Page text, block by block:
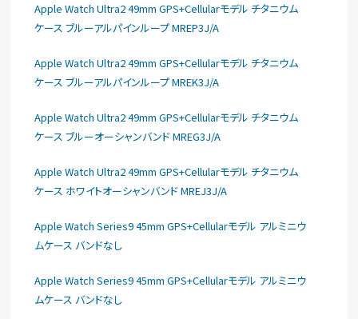
Apple Watch Ultra2 49mm GPS+Cellularモデル チタニウム
ケース ブルーアルパインループ MREP3J/A
Apple Watch Ultra2 49mm GPS+Cellularモデル チタニウム
ケース ブルーアルパインループ MREK3J/A
Apple Watch Ultra2 49mm GPS+Cellularモデル チタニウム
ケース ブルーオーシャンバンド MREG3J/A
Apple Watch Ultra2 49mm GPS+Cellularモデル チタニウム
ケース ホワイトオーシャンバンド MREJ3J/A
Apple Watch Series9 45mm GPS+Cellularモデル アルミニウ
ムケース バンドなし
Apple Watch Series9 45mm GPS+Cellularモデル アルミニウ
ムケース バンドなし